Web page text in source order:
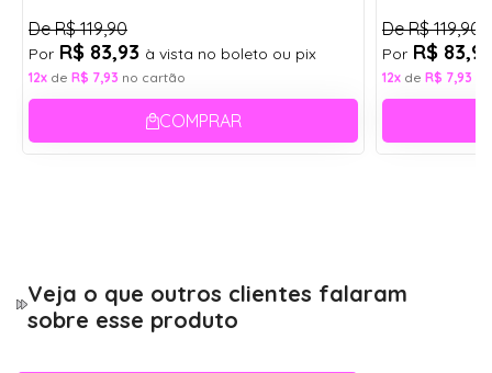
DeR$ 119,90
Por R$ 83,93 à vista no boleto ou pix
12x de R$ 7,93 no cartão
COMPRAR
DeR$ 119,90
Por R$
12x de R$ 7,93
Veja o que outros clientes falaram
sobre esse produto